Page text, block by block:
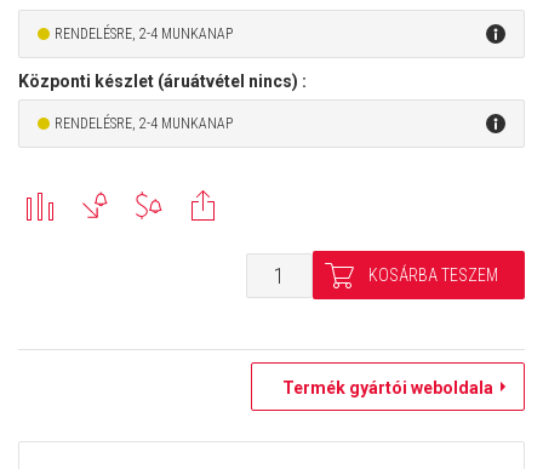
RENDELÉSRE, 2-4 MUNKANAP
Központi készlet (áruátvétel nincs) :
RENDELÉSRE, 2-4 MUNKANAP
Termék gyártói weboldala